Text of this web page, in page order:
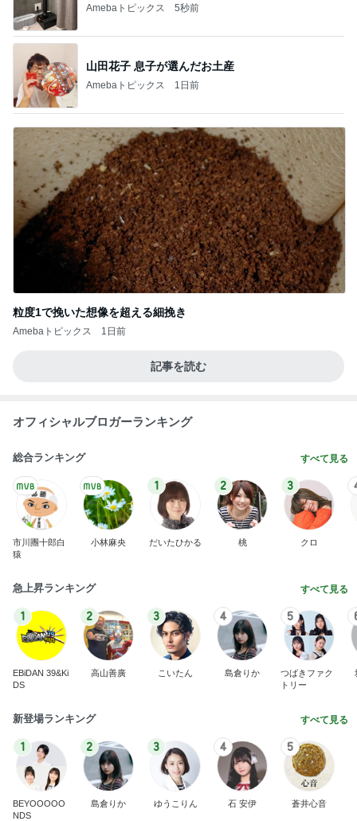
Amebaトピックス 5秒前
山田花子 息子が選んだお土産
Amebaトピックス 1日前
粒度1で挽いた想像を超える細挽き
Amebaトピックス 1日前
記事を読む
オフィシャルブロガーランキング
総合ランキング すべて見る
市川團十郎白
猿
小林麻央
1
だいたひかる
2
桃
3
クロ
急上昇ランキング すべて見る
1
EBiDAN 39&Ki
DS
2
高山善廣
3
こいたん
4
島倉りか
5
つばきファク
トリー
新登場ランキング すべて見る
1
BEYOOOOO
NDS
2
島倉りか
3
ゆうこりん
4
石 安伊
5
蒼井心音